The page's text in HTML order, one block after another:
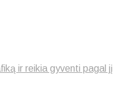
ir reikia gyventi pagal jį